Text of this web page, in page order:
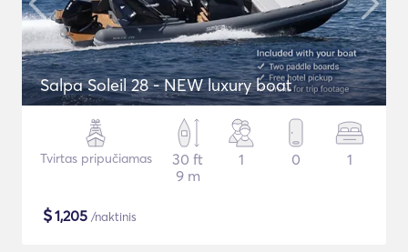
Salpa Soleil 28 - NEW luxury boat
Tvirtas pripučiamas
30 ft
9 m
1 0 1
$1,205 /naktinis